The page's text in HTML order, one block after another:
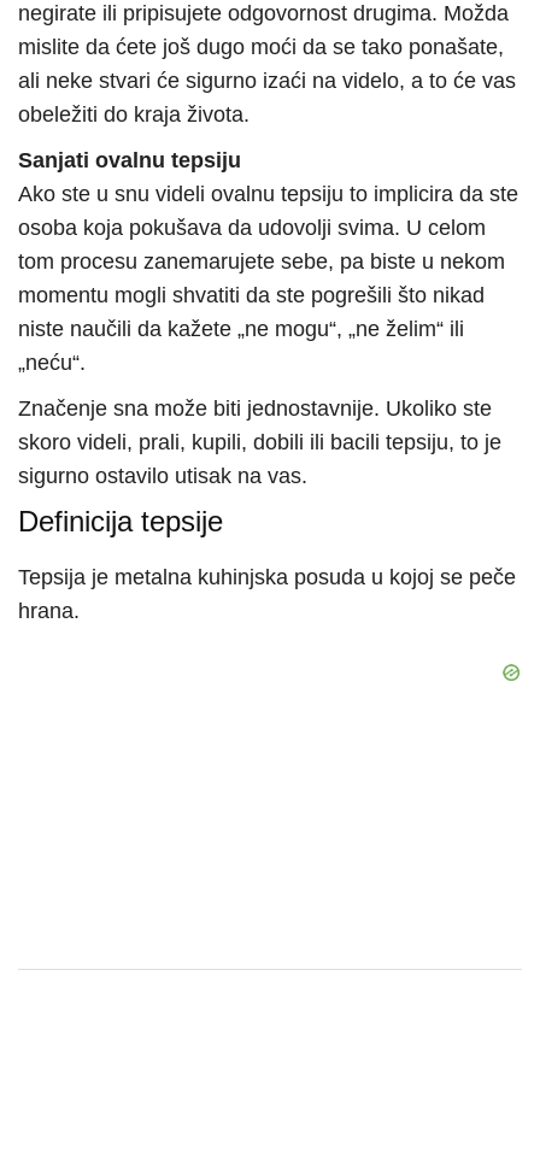
negirate ili pripisujete odgovornost drugima. Možda
mislite da ćete još dugo moći da se tako ponašate,
ali neke stvari će sigurno izaći na videlo, a to će vas
obeležiti do kraja života.
Sanjati ovalnu tepsiju
Ako ste u snu videli ovalnu tepsiju to implicira da ste
osoba koja pokušava da udovolji svima. U celom
tom procesu zanemarujete sebe, pa biste u nekom
momentu mogli shvatiti da ste pogrešili što nikad
niste naučili da kažete „ne mogu“, „ne želim“ ili
„neću“.
Značenje sna može biti jednostavnije. Ukoliko ste
skoro videli, prali, kupili, dobili ili bacili tepsiju, to je
sigurno ostavilo utisak na vas.
Definicija tepsije
Tepsija je metalna kuhinjska posuda u kojoj se peče
hrana.